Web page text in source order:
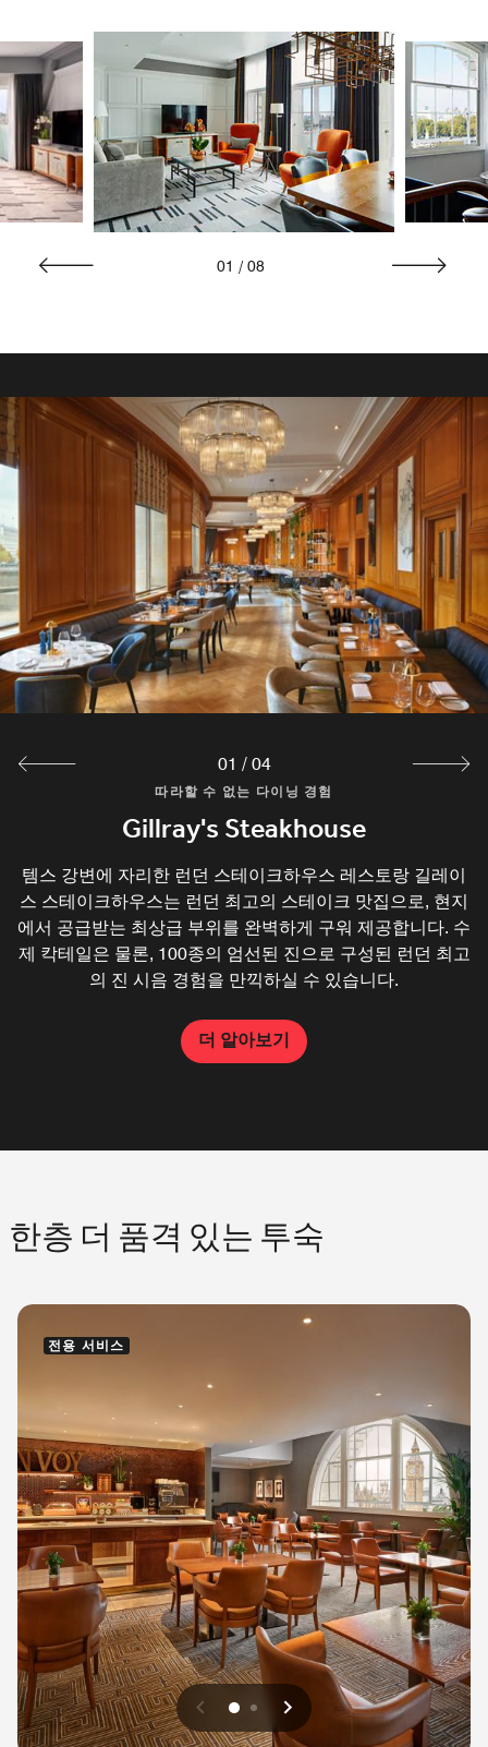
01 / 08
따라할 수 없는 다이닝 경험
Gillray's Steakhouse
템스 강변에 자리한 런던 스테이크하우스 레스토랑 길레이
스 스테이크하우스는 런던 최고의 스테이크 맛집으로, 현지
에서 공급받는 최상급 부위를 완벽하게 구워 제공합니다. 수
제 칵테일은 물론, 100종의 엄선된 진으로 구성된 런던 최고
의 진 시음 경험을 만끽하실 수 있습니다.
더 알아보기
따라할 수 없는 다이닝 경험
The Library Afternoon Tea
비건 옵션을 포함한 수상 경력의 런던 애프터눈 티를 선보이
는 웨스트민스터 라운지, 더 라이브러리에서 여유로운 휴식
을 만끽하세요. 템스강을 따라 펼쳐지는 우아한 다이닝과 함
께, 빅벤과 국회의사당 전망을 감상하실 수 있습니다.
따라할 수 없는 다이닝 경험
Breakfast at Gillray's
근사한 전망과 함께하는 아침 식사. 런던 사우스 뱅크 레스
토랑, 브렉퍼스트 앳 길레이스에서 템스강 위로 비치는 아침
햇살을 만끽하며 하루를 일찍 시작해 보세요. 빠르게 즐길
수 있는 조식 미팅은 물론, 런던 최고의 전망과 함께하는 여
유로운 아침 식사까지 모두 준비돼 있습니다.
더 알아보기
따라할 수 없는 다이닝 경험
Gillray's Bar
Gillray's Bar is one of the best gin bars in London, famous
for its extensive selection of 100+ gins. It is open late and
serves classic and contemporary cocktails and a wide
selection of beers, wines, and spirits.
01 / 04
한층 더 품격 있는 투숙
전용 서비스
이전
0 1 다음